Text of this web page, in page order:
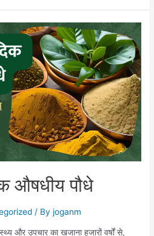
औषधीय पौधे
/ Byjoganm
और उपचार का खजाना हजारों वर्षों से,